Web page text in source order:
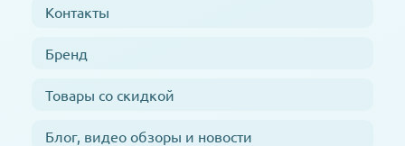
Контакты
Бренд
Товары со скидкой
Блог, видео обзоры и новости